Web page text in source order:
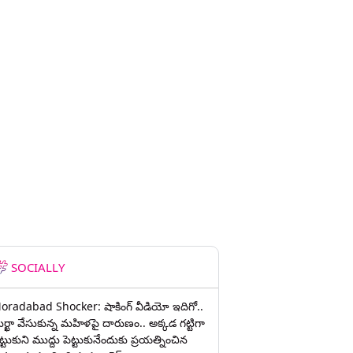
SOCIALLY
Shocker: షాకింగ్ వీడియో ఇదిగో..
వేసుకున్న మహిళపై దారుణం.. అక్కడ గట్టిగా
ముద్దు పెట్టుకునేందుకు ప్రయత్నించిన